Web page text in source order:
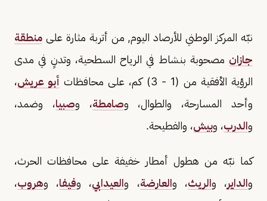
نبّه المركز الوطني للأرصاد اليوم, من أتربة مثارة على منطقة
جازان مصحوبة بنشاط في الرياح السطحية، وتدنٍ في مدى
الرؤية الأفقية من (1 - 3) كم، على محافظات
أبو عريش،
وأحد المسارحة، والطوال، وصامطة، وصبيا، وضمد،
والدرب، وبيش، والفطيحة.
كما نبّه من هطول أمطار خفيفة على محافظات الحرث،
والداير، والريث، والعارضة، والعيدابي، وفيفا، وهروب،